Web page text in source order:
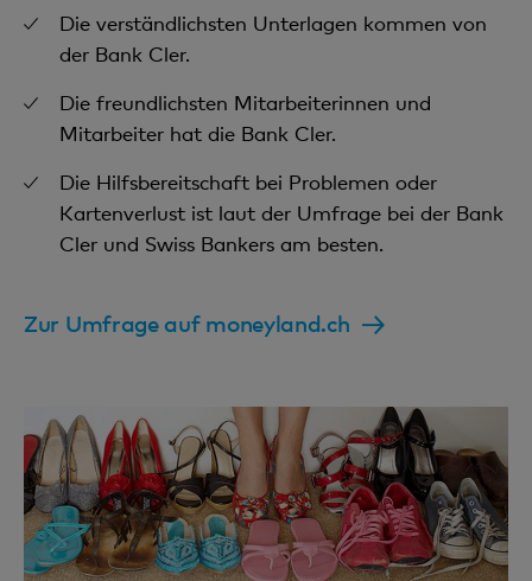
Die verständlichsten Unterlagen kommen von
der Bank Cler.
Die freundlichsten Mitarbeiterinnen und
Mitarbeiter hat die Bank Cler.
Die Hilfsbereitschaft bei Problemen oder
Kartenverlust ist laut der Umfrage bei der Bank
Cler und Swiss Bankers am besten.
Zur Umfrage auf moneyland.ch